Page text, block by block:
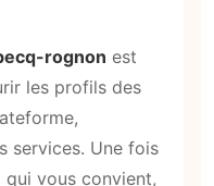
Rebecq-rognon
toute la
environs comme
Rognon.